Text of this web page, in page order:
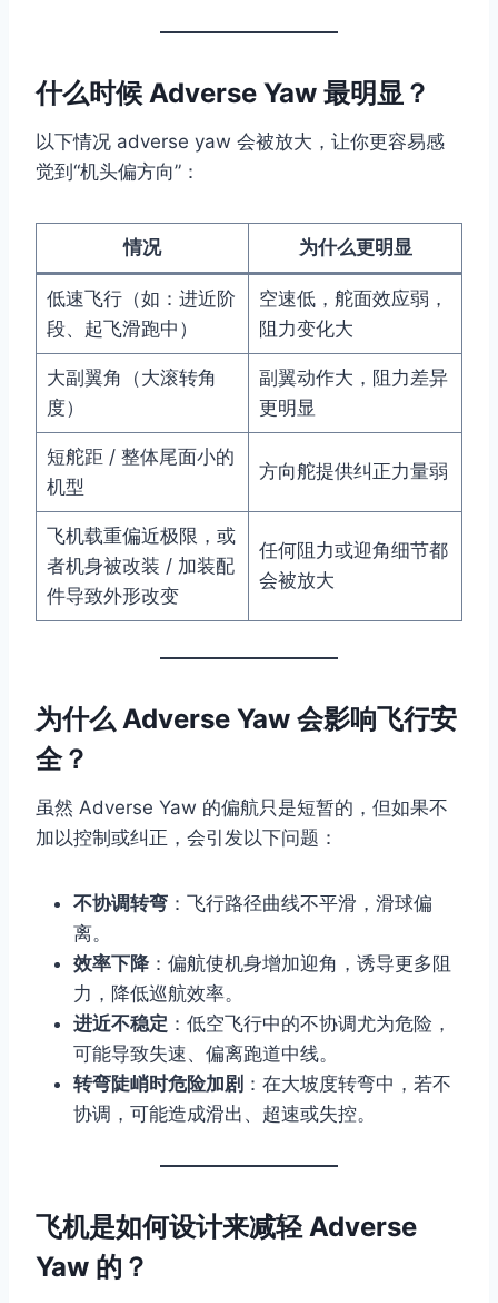
什么时候 Adverse Yaw 最明显？
以下情况 adverse yaw 会被放大，让你更容易感
觉到“机头偏方向”：
情况 为什么更明显
低速飞行（如：进近阶
段、起飞滑跑中）
空速低，舵面效应弱，
阻力变化大
大副翼角（大滚转角
度）
副翼动作大，阻力差异
更明显
短舵距 / 整体尾面小的
机型
方向舵提供纠正力量弱
飞机载重偏近极限，或
者机身被改装 / 加装配
件导致外形改变
任何阻力或迎角细节都
会被放大
为什么 Adverse Yaw 会影响飞行安
全？
虽然 Adverse Yaw 的偏航只是短暂的，但如果不
加以控制或纠正，会引发以下问题：
不协调转弯 ：飞行路径曲线不平滑，滑球偏
离。
效率下降：偏航使机身增加迎角，诱导更多阻
力，降低巡航效率。
进近不稳定 ：低空飞行中的不协调尤为危险，
可能导致失速、偏离跑道中线。
转弯陡峭时危险加剧 ：在大坡度转弯中，若不
协调，可能造成滑出、超速或失控。
飞机是如何设计来减轻 Adverse
Yaw 的？